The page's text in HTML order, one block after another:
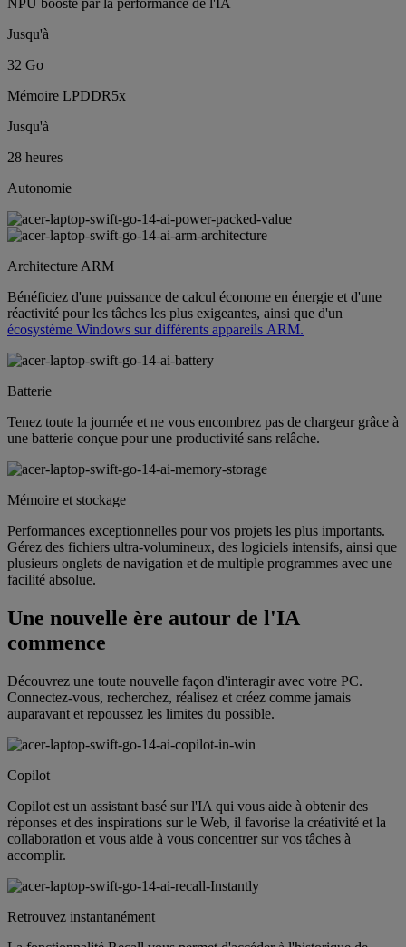
Jusqu'à
32 Go
Mémoire LPDDR5x
Jusqu'à
28 heures
Autonomie
Architecture ARM
Bénéficiez d'une puissance de calcul économe en énergie et d'une
réactivité pour les tâches les plus exigeantes, ainsi que d'un
écosystème Windows sur différents appareils ARM.
Batterie
Tenez toute la journée et ne vous encombrez pas de chargeur grâce à
une batterie conçue pour une productivité sans relâche.
Mémoire et stockage
Performances exceptionnelles pour vos projets les plus importants.
Gérez des fichiers ultra-volumineux, des logiciels intensifs, ainsi que
plusieurs onglets de navigation et de multiple programmes avec une
facilité absolue.
Une nouvelle ère autour de l'IA
commence
Découvrez une toute nouvelle façon d'interagir avec votre PC.
Connectez-vous, recherchez, réalisez et créez comme jamais
auparavant et repoussez les limites du possible.
Copilot
Copilot est un assistant basé sur l'IA qui vous aide à obtenir des
réponses et des inspirations sur le Web, il favorise la créativité et la
collaboration et vous aide à vous concentrer sur vos tâches à
accomplir.
Retrouvez instantanément